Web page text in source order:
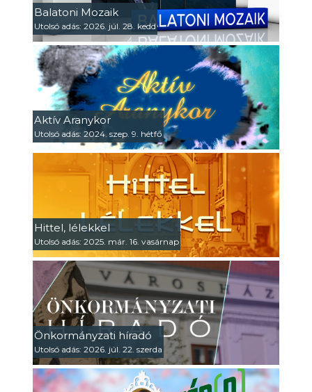
Balatoni Mozaik
Utolsó adás: 2026. júl. 28. kedd
Aktív Aranykor
Utolsó adás: 2024. szep. 9. hétfő
Hittel, lélekkel
Utolsó adás: 2025. már. 16. vasárnap
Önkormányzati híradó
Utolsó adás: 2026. júl. 22. szerda